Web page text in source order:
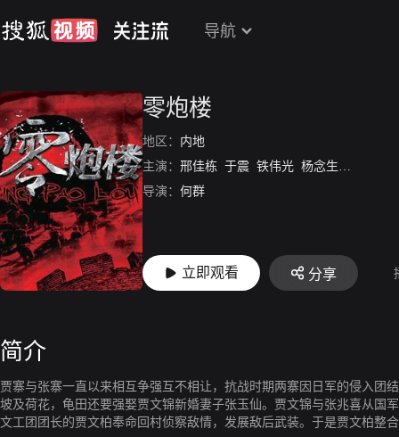
导航
零炮楼
地区： 内地
主演： 邢佳栋 于震 铁伟光 杨念生 罗秀春
导演： 何群
立即观看 分享
简介
贾寨与张寨一直以来相互争强互不相让，抗战时期两寨因日军的侵入团
坡及荷花，龟田还要强娶贾文锦新婚妻子张玉仙。贾文锦与张兆喜从国
文工团团长的贾文柏奉命回村侦察敌情，发展敌后武装。于是贾文柏整